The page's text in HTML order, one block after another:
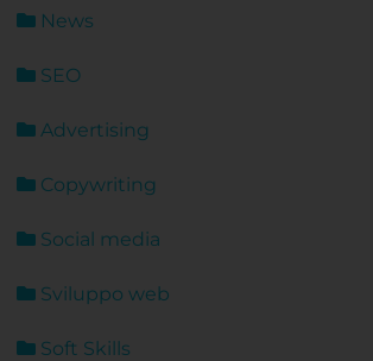
News
SEO
Advertising
Copywriting
Social media
Sviluppo web
Soft Skills